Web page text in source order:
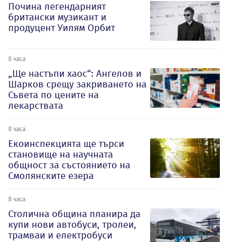
Почина легендарният
британски музикант и
продуцент Уилям Орбит
8 часа
„Ще настъпи хаос“: Ангелов и
Шарков срещу закриването на
Съвета по цените на
лекарствата
8 часа
Екоинспекцията ще търси
становище на научната
общност за състоянието на
Смолянските езера
8 часа
Столична община планира да
купи нови автобуси, тролеи,
трамваи и електробуси